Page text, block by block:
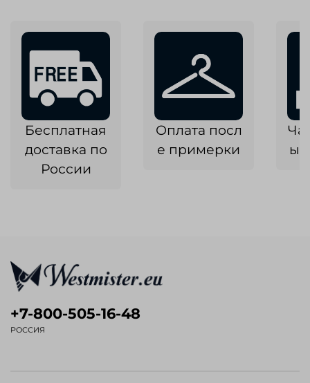
Бесплатная
доставка по
России
Оплата посл
е примерки
+7-800-505-16-48
РОССИЯ